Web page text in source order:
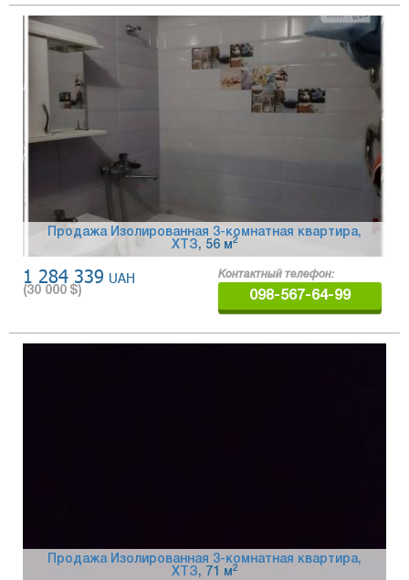
Продажа Изолированная 3-комнатная квартира,
ХТЗ, 56 м2
1 284 339 UAH
(30 000 $)
Контактный телефон:
098-567-64-99
Продажа Изолированная 3-комнатная квартира,
ХТЗ, 71 м 2